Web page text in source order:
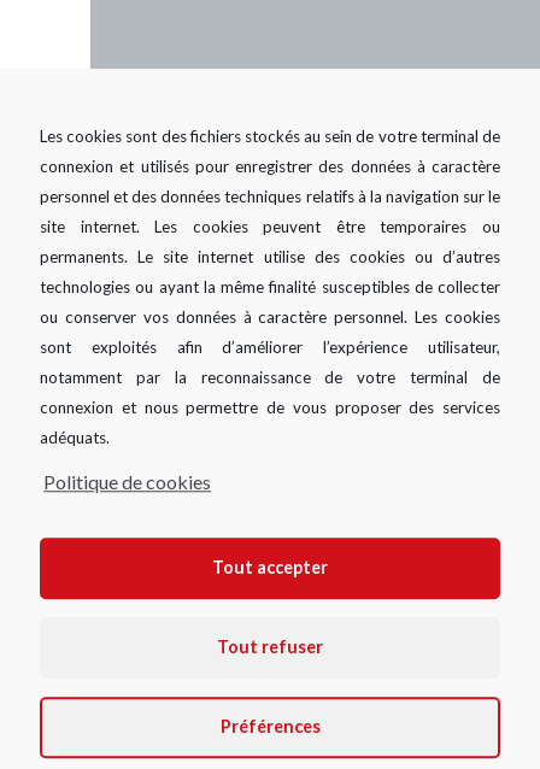
Les cookies sont des fichiers stockés au sein de votre terminal de
connexion et utilisés pour enregistrer des données à caractère
personnel et des données techniques relatifs à la navigation sur le
site internet. Les cookies peuvent être temporaires ou
permanents. Le site internet utilise des cookies ou d’autres
technologies ou ayant la même finalité susceptibles de collecter
ou conserver vos données à caractère personnel. Les cookies
sont exploités afin d’améliorer l’expérience utilisateur,
notamment par la reconnaissance de votre terminal de
connexion et nous permettre de vous proposer des services
adéquats.
Politique de cookies
Tout accepter
Tout refuser
Préférences